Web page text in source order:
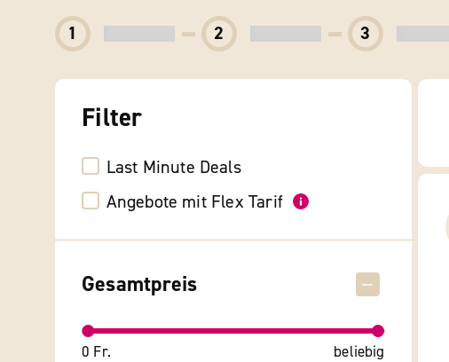
1 2 3
Filter
Last Minute Deals
Angebote mit Flex Tarif
Gesamtpreis
0 Fr. beliebig